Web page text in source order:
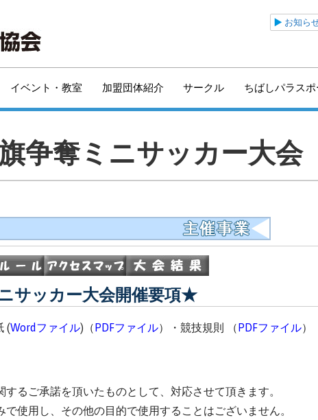
公益財団法人千葉市お知ら
イベント・教室 加盟団体紹介 サークル ちばしパラス
争奪ミニサッカー大
サッカー大会開催要項★
(Wordファイル)（PDFファイル）・競技規則 （PDFファイル）
るご承諾を頂いたものとして、対応させて頂きます。
使用し、その他の目的で使用することはございません。